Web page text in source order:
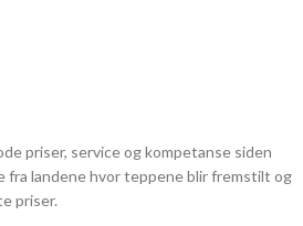
priser, service og kompetanse siden
fra landene hvor teppene blir fremstilt og
priser.